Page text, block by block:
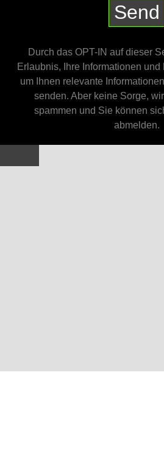
Durch das OPT-IN auf dieser
Erlaubnis, Ihre Informationen
um Ihnen relevante
senden. Aber keine Sorge,
spammen und Sie können
abmelden.